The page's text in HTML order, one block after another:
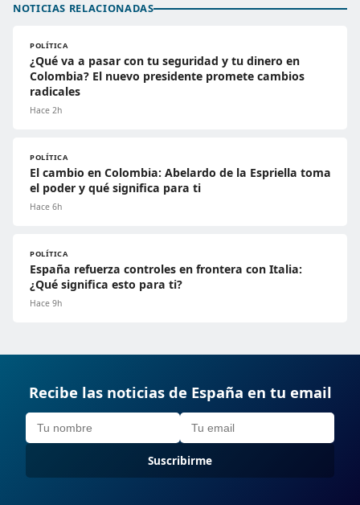
NOTICIAS RELACIONADAS
POLÍTICA
¿Qué va a pasar con tu seguridad y tu dinero en
Colombia? El nuevo presidente promete cambios
radicales
Hace 2h
POLÍTICA
El cambio en Colombia: Abelardo de la Espriella toma
el poder y qué significa para ti
Hace 6h
POLÍTICA
España refuerza controles en frontera con Italia:
¿Qué significa esto para ti?
Hace 9h
Recibe las noticias de España en tu email
Suscribirme